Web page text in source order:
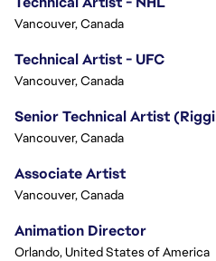
Vancouver, Canada
Technical Artist - UFC
Vancouver, Canada
Vancouver, Canada
Associate Artist
Vancouver, Canada
Animation Director
Orlando, United States of America